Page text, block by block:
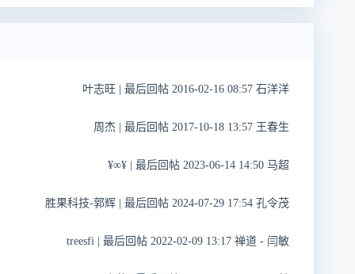
叶志旺 | 最后回帖 2016-02-16 08:57 石洋洋
周杰 | 最后回帖 2017-10-18 13:57 王春生
¥∞¥ | 最后回帖 2023-06-14 14:50 马超
胜果科技-郭辉 | 最后回帖 2024-07-29 17:54 孔令茂
treesfi | 最后回帖 2022-02-09 13:17 禅道 - 闫敏